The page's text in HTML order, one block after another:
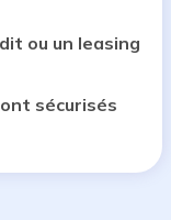
ou un leasing
sécurisés